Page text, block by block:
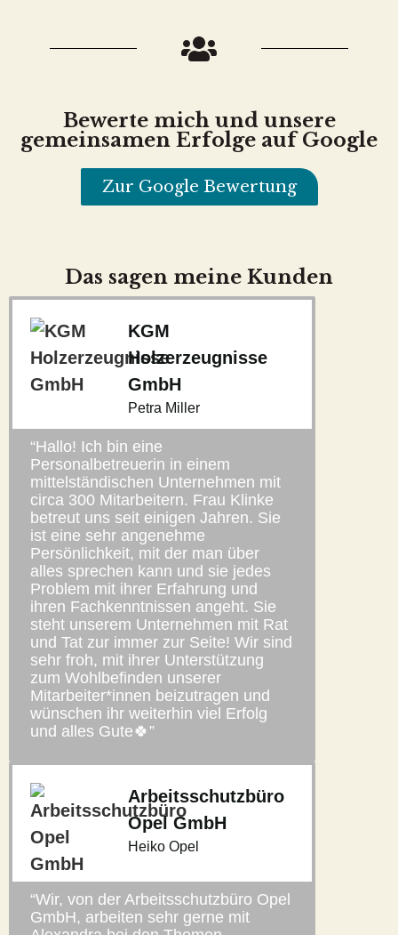
Bewerte mich und unsere
gemeinsamen Erfolge auf Google
Zur Google Bewertung
Das sagen meine Kunden
KGM
Holzerzeugnisse
GmbH
Petra Miller
“Hallo! Ich bin eine
Personalbetreuerin in einem
mittelständischen Unternehmen mit
circa 300 Mitarbeitern. Frau Klinke
betreut uns seit einigen Jahren. Sie
ist eine sehr angenehme
Persönlichkeit, mit der man über
alles sprechen kann und sie jedes
Problem mit ihrer Erfahrung und
ihren Fachkenntnissen angeht. Sie
steht unserem Unternehmen mit Rat
und Tat zur immer zur Seite! Wir sind
sehr froh, mit ihrer Unterstützung
zum Wohlbefinden unserer
Mitarbeiter*innen beizutragen und
wünschen ihr weiterhin viel Erfolg
und alles Gute🍀”
Arbeitsschutzbüro
Opel GmbH
Heiko Opel
“Wir, von der Arbeitsschutzbüro Opel
GmbH, arbeiten sehr gerne mit